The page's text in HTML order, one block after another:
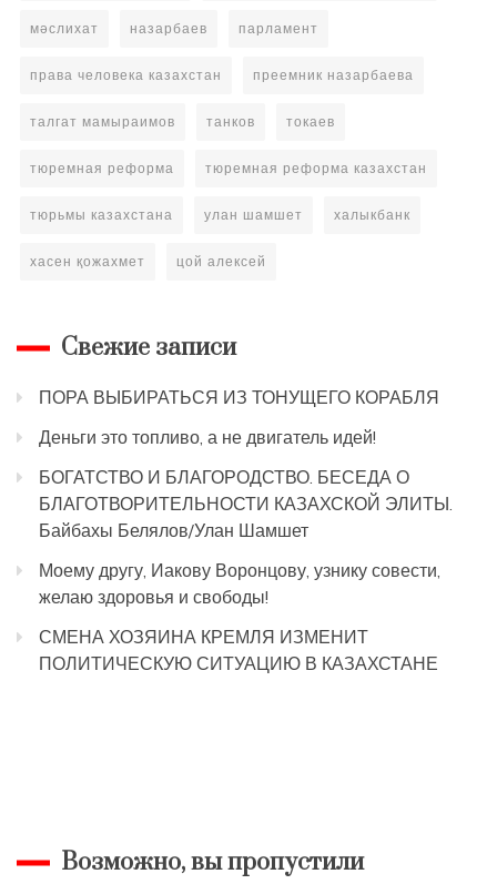
мәслихат назарбаев парламент
права человека казахстан преемник назарбаева
талгат мамыраимов танков токаев
тюремная реформа тюремная реформа казахстан
тюрьмы казахстана улан шамшет халыкбанк
хасен қожахмет цой алексей
Свежие записи
ПОРА ВЫБИРАТЬСЯ ИЗ ТОНУЩЕГО КОРАБЛЯ
Деньги это топливо, а не двигатель идей!
БОГАТСТВО И БЛАГОРОДСТВО. БЕСЕДА О
БЛАГОТВОРИТЕЛЬНОСТИ КАЗАХСКОЙ ЭЛИТЫ.
Байбахы Белялов/Улан Шамшет
Моему другу, Иакову Воронцову, узнику совести,
желаю здоровья и свободы!
СМЕНА ХОЗЯИНА КРЕМЛЯ ИЗМЕНИТ
ПОЛИТИЧЕСКУЮ СИТУАЦИЮ В КАЗАХСТАНЕ
Возможно, вы пропустили